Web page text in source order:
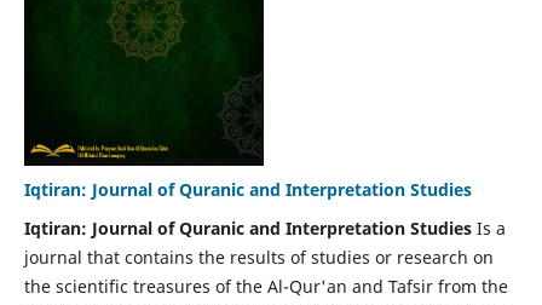
Iqtiran: Journal of Quranic and Interpretation Studies
Iqtiran: Journal of Quranic and Interpretation StudiesIs a
journal that contains the results of studies or research on
the scientific treasures of the Al-Qur'an and Tafsir from the